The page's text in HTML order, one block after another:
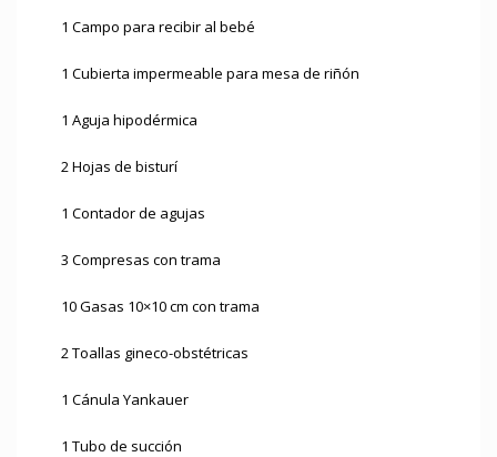
1 Campo para recibir al bebé
1 Cubierta impermeable para mesa de riñón
1 Aguja hipodérmica
2 Hojas de bisturí
1 Contador de agujas
3 Compresas con trama
10 Gasas 10×10 cm con trama
2 Toallas gineco-obstétricas
1 Cánula Yankauer
1 Tubo de succión